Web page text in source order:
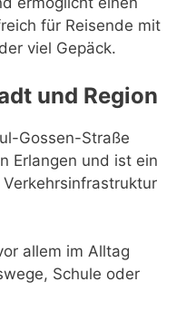
für Reisende mit
viel Gepäck.
und Region
Gossen-Straße
Erlangen und ist ein
allem im Alltag
Schule oder